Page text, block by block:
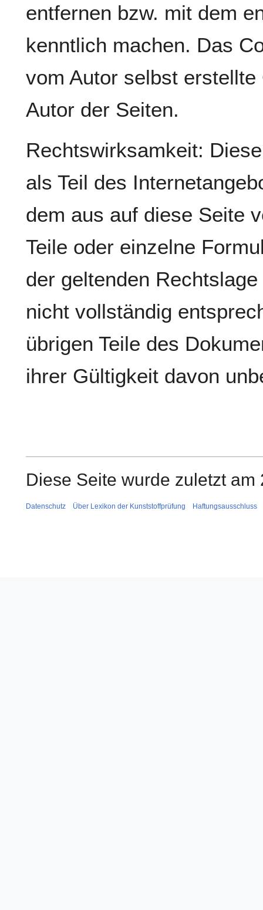
entfernen bzw. mit dem
kenntlich machen. Das
vom Autor selbst
Autor der Seiten.
Rechtswirksamkeit:
als Teil des
dem aus auf diese Seite
Teile oder einzelne
der geltenden
nicht vollständig
übrigen Teile des
ihrer Gültigkeit davon
Diese Seite wurde zuletzt
Datenschutz Über Lexikon der Kunststoffprüfung Haftungsausschluss